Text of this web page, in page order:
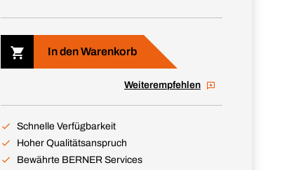
In den Warenkorb
Weiterempfehlen
Schnelle Verfügbarkeit
Hoher Qualitätsanspruch
Bewährte BERNER Services